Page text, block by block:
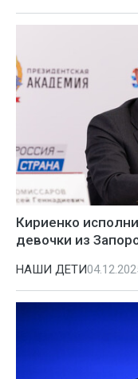
Кириенко
девочки из
НАШИ ДЕТИ